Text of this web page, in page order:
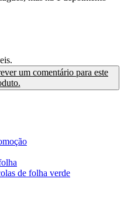
um comentário para este
de folha verde